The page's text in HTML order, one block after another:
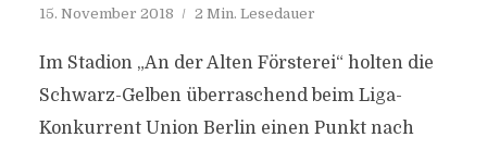
15. November 2018 2 Min. Lesedauer
Im Stadion „An der Alten Försterei“ holten die
Schwarz-Gelben überraschend beim Liga-
Konkurrent Union Berlin einen Punkt nach